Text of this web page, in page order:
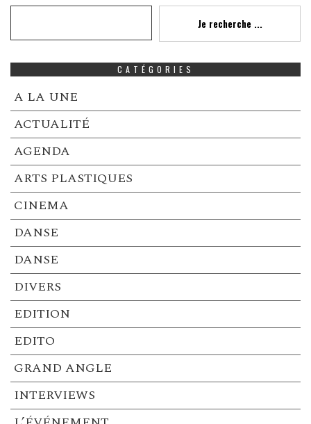
Je recherche ...
CATÉGORIES
A LA UNE
ACTUALITÉ
AGENDA
ARTS PLASTIQUES
CINEMA
DANSE
DANSE
DIVERS
EDITION
EDITO
GRAND ANGLE
INTERVIEWS